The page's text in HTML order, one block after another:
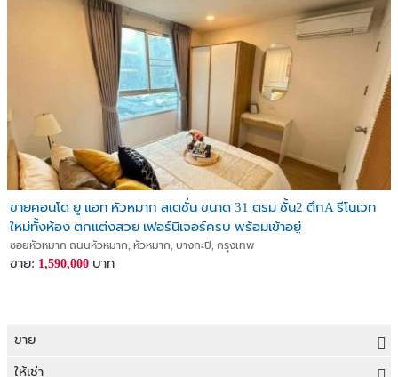
ขายคอนโด ยู แอท หัวหมาก สเตชั่น ขนาด 31 ตรม ชั้น2 ตึกA รีโนเวท
ใหม่ทั้งห้อง ตกแต่งสวย เฟอร์นิเจอร์ครบ พร้อมเข้าอยู่
ซอยหัวหมาก ถนนหัวหมาก, หัวหมาก, บางกะปิ, กรุงเทพ
ขาย: 1,590,000 บาท
ขาย
ขายที่ดิน
ให้เช่า